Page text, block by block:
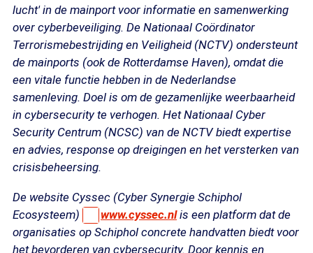
lucht' in de mainport voor informatie en samenwerking
over cyberbeveiliging. De Nationaal Coördinator
Terrorismebestrijding en Veiligheid (NCTV) ondersteunt
de mainports (ook de Rotterdamse Haven), omdat die
een vitale functie hebben in de Nederlandse
samenleving. Doel is om de gezamenlijke weerbaarheid
in cybersecurity te verhogen. Het Nationaal Cyber
Security Centrum (NCSC) van de NCTV biedt expertise
en advies, response op dreigingen en het versterken van
crisisbeheersing.
De website Cyssec (Cyber Synergie Schiphol
Ecosysteem)
www.cyssec.nlis een platform dat de
organisaties op Schiphol concrete handvatten biedt voor
het bevorderen van cybersecurity. Door kennis en